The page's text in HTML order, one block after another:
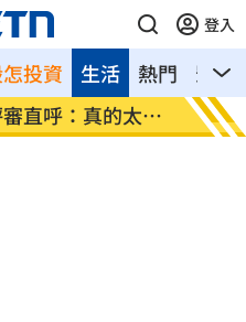
登入
投資 熱門 影音
生活
直呼：真的太難
手機
網